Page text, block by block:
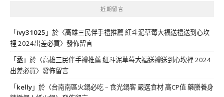
近期留言
「 ivy31025 」於〈高雄三民伴手禮推薦 紅斗泥草莓大福送禮送到心坎
裡 2024出差必買〉發佈留言
「丞」於〈高雄三民伴手禮推薦 紅斗泥草莓大福送禮送到心坎裡 2024
出差必買〉發佈留言
「 kelly」於〈台南南區火鍋必吃 – 食光鍋客 嚴選食材 高CP值 藥膳養身